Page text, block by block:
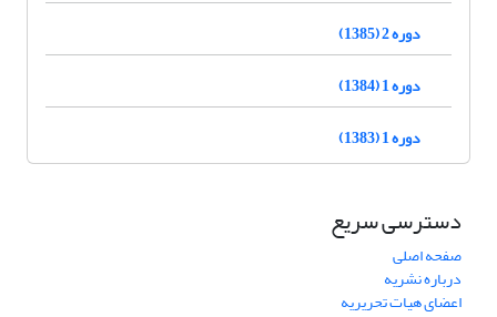
دوره 2 (1385)
دوره 1 (1384)
دوره 1 (1383)
دسترسی سریع
صفحه اصلی
درباره نشریه
اعضای هیات تحریریه